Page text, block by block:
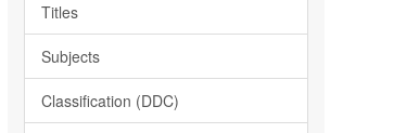
Titles
Subjects
Classification (DDC)